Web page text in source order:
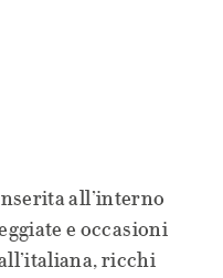
all’interno
e occasioni
ricchi